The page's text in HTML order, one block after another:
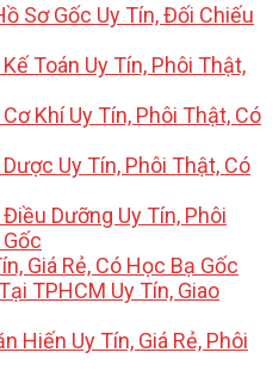
Sơ Gốc Uy Tín, Đối Chiếu
Toán Uy Tín, Phôi Thật,
Khí Uy Tín, Phôi Thật, Có
Uy Tín, Phôi Thật, Có
Dưỡng Uy Tín, Phôi
Giá Rẻ, Có Học Bạ Gốc
TPHCM Uy Tín, Giao
Hiến Uy Tín, Giá Rẻ, Phôi